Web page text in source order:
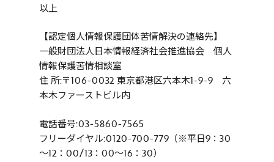
以上
【認定個人情報保護団体苦情解決の連絡先】
一般財団法人日本情報経済社会推進協会 個人
情報保護苦情相談室
住 所:〒106-0032 東京都港区六本木1-9-9 六
本木ファーストビル内
電話番号:03-5860-7565
フリーダイヤル:0120-700-779（※平日9：30
～12：00/13：00～16：30）